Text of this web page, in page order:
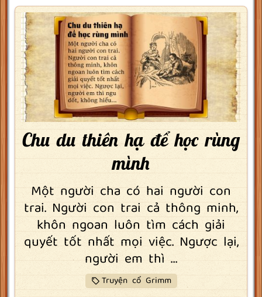
Chu du thiên hạ để học rùng
mình
Một người cha có hai người con
trai. Người con trai cả thông minh,
khôn ngoan luôn tìm cách giải
quyết tốt nhất mọi việc. Ngược lại,
người em thì ...
Truyện cổ Grimm